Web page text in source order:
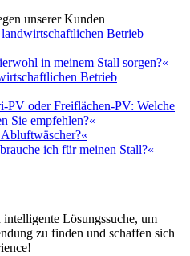
unserer Kunden
Betrieb
in meinem Stall sorgen?«
Betrieb
PV oder Freiflächen-PV: Welche
Sie empfehlen?«
ich für meinen Stall?«
Lösungssuche, um
zu finden und schaffen sich